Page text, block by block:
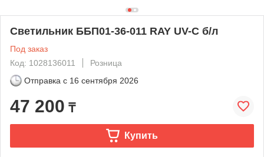
Светильник ББП01-36-011 RAY UV-C б/л
Под заказ
Код: 1028136011
Розница
Отправка с 16 сентября 2026
47 200 ₸
Купить